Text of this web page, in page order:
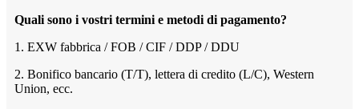
Quali sono i vostri termini e metodi di pagamento?
1. EXW fabbrica / FOB / CIF / DDP / DDU
2. Bonifico bancario (T/T), lettera di credito (L/C), Western
Union, ecc.